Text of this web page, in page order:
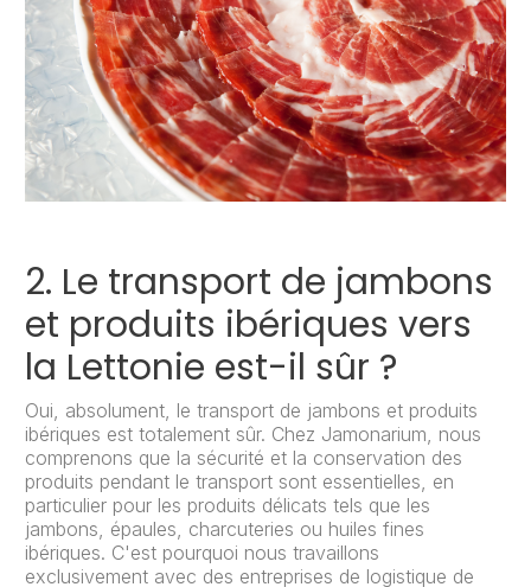
2. Le transport de jambons
et produits ibériques vers
la Lettonie est-il sûr ?
Oui, absolument, le transport de jambons et produits
ibériques est totalement sûr. Chez Jamonarium, nous
comprenons que la sécurité et la conservation des
produits pendant le transport sont essentielles, en
particulier pour les produits délicats tels que les
jambons, épaules, charcuteries ou huiles fines
ibériques. C'est pourquoi nous travaillons
exclusivement avec des entreprises de logistique de